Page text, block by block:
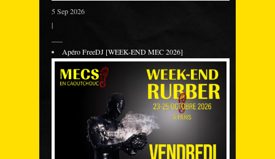
5 Sep 2026
|
Apéro FreeDJ [WEEK-END MEC 2026]